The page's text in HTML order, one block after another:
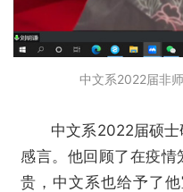
中文系2022届非
中文系2022届硕
感言。他回顾了在疫
贵，中文系也给予了他